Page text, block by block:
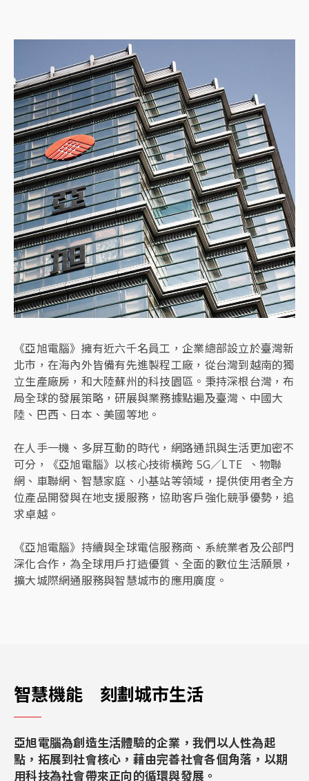
《亞旭電腦》擁有近六千名員工，企業總部設立於臺灣新
北市，在海內外皆備有先進製程工廠，從台灣到越南的獨
立生產廠房，和大陸蘇州的科技園區。秉持深根台灣，布
局全球的發展策略，研展與業務據點遍及臺灣、中國大
陸、巴西、日本、美國等地。
在人手一機、多屏互動的時代，網路通訊與生活更加密不
可分，《亞旭電腦》以核心技術橫跨 5G／LTE 、物聯
網、車聯網、智慧家庭、小基站等領域，提供使用者全方
位產品開發與在地支援服務，協助客戶強化競爭優勢，追
求卓越。
《亞旭電腦》持續與全球電信服務商、系統業者及公部門
深化合作，為全球用戶打造優質、全面的數位生活願景，
擴大城際網通服務與智慧城市的應用廣度。
智慧機能 刻劃城市生活
亞旭電腦為創造生活體驗的企業，我們以人性為起
點，拓展到社會核心，藉由完善社會各個角落，以期
用科技為社會帶來正向的循環與發展。